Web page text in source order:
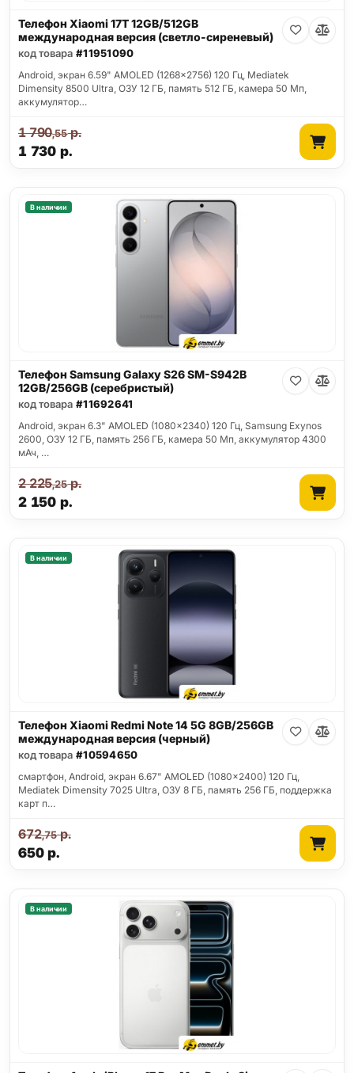
Телефон Xiaomi 17T 12GB/512GB
международная версия (светло-сиреневый)
код товара #11951090
Android, экран 6.59" AMOLED (1268x2756) 120 Гц, Mediatek
Dimensity 8500 Ultra, ОЗУ 12 ГБ, память 512 ГБ, камера 50 Мп,
аккумулятор…
1 730 р.
1 790,55р.
В наличии
Телефон Samsung Galaxy S26 SM-S942B
12GB/256GB (серебристый)
код товара #11692641
Android, экран 6.3" AMOLED (1080x2340) 120 Гц, Samsung Exynos
2600, ОЗУ 12 ГБ, память 256 ГБ, камера 50 Мп, аккумулятор 4300
мАч, …
2 150 р.
2 225,25р.
В наличии
Телефон Xiaomi Redmi Note 14 5G 8GB/256GB
международная версия (черный)
код товара #10594650
смартфон, Android, экран 6.67" AMOLED (1080x2400) 120 Гц,
Mediatek Dimensity 7025 Ultra, ОЗУ 8 ГБ, память 256 ГБ, поддержка
карт п…
650р.
672,75р.
В наличии